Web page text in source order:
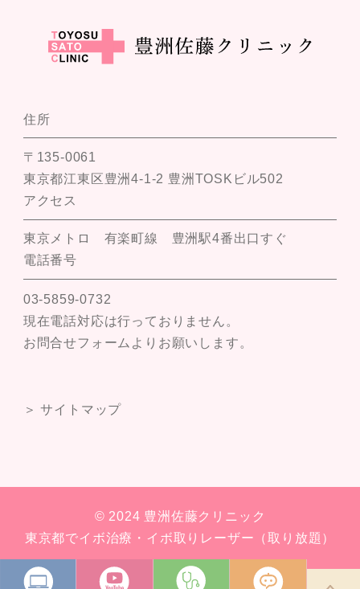
住所
〒135-0061
東京都江東区豊洲4-1-2 豊洲TOSKビル502
アクセス
東京メトロ 有楽町線 豊洲駅4番出口すぐ
電話番号
03-5859-0732
現在電話対応は行っておりません。
お問合せフォームよりお願いします。
＞ サイトマップ
© 2024 豊洲佐藤クリニック
東京都でイボ治療・イボ取りレーザー（取り放題）